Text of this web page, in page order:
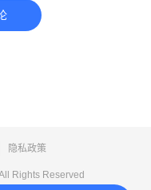
隐私政策
Rights Reserved